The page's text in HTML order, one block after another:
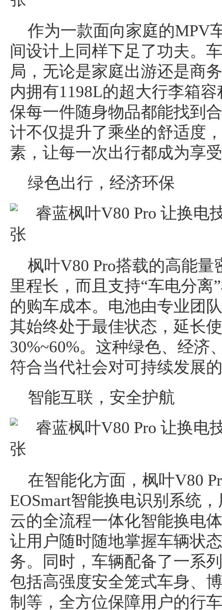
作为一款面向家庭的MPV
间设计上同样下足了功夫。
局，无论是家庭出游还是商
内拥有1198L的超大行李箱
保每一件随身物品都能找到
计不仅提升了乘坐的舒适度
素，让每一次出行都成为享
绿色出行，经济环保
枫叶V80 Pro搭载的高能
里程长，而且支持“车电分离
的购车成本。电池由专业团
其始终处于最佳状态，延长
30%~60%。这种绿色、经济
符合当代社会对可持续发展
智能互联，安全护航
在智能化方面，枫叶V80
EOSmart智能换电识别系统
云的全流程一体化智能换电
让用户随时随地掌握车辆状
务。同时，车辆配备了一系
包括高强度安全笼式车身、
制等，全方位保障用户的行